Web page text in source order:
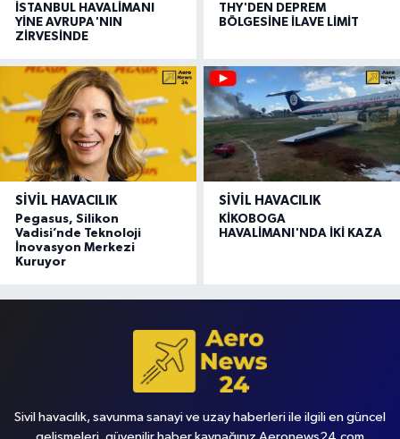
İSTANBUL HAVALİMANI
YİNE AVRUPA'NIN
ZİRVESİNDE
THY'DEN DEPREM
BÖLGESİNE İLAVE LİMİT
SIVIL HAVACILIK
Pegasus, Silikon
Vadisi’nde Teknoloji
İnovasyon Merkezi
Kuruyor
SIVIL HAVACILIK
KİKOBOGA
HAVALİMANI'NDA İKİ KAZA
Sivil havacılık, savunma sanayi ve uzay haberleri ile ilgili en güncel